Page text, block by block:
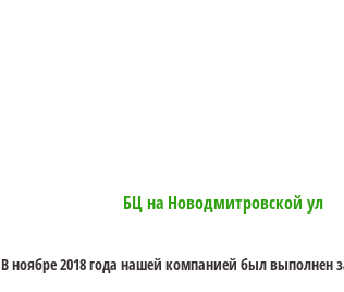
БЦ на Новодмитровской ул
В ноябре 2018 года нашей компанией был выполнен